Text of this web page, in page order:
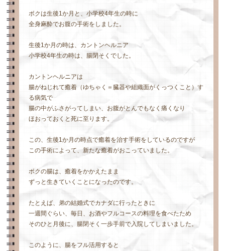
ボクは生後1か月と、小学校4年生の時に
全身麻酔でお腹の手術をしました。
生後1か月の時は、カントンヘルニア
小学校4年生の時は、腸閉そくでした。
カントンヘルニアは
腸がねじれて癒着（ゆちゃく＝臓器や組織面がくっつくこと）す
る病気で
腸の中がふさがってしまい、お腹がとんでもなく痛くなり
ほおっておくと死に至ります。
この、生後1か月の時点で癒着を治す手術をしているのですが
この手術によって、新たな癒着がおこっていました。
ボクの腸は、癒着をかかえたまま
ずっと生きていくことになったのです。
たとえば、弟の結婚式でカナダに行ったときに
一週間ぐらい、毎日、お酒やフルコースの料理を食べたため
そのひと月後に、腸閉そく一歩手前で入院してしまいました。
このように、腸をフル活用すると